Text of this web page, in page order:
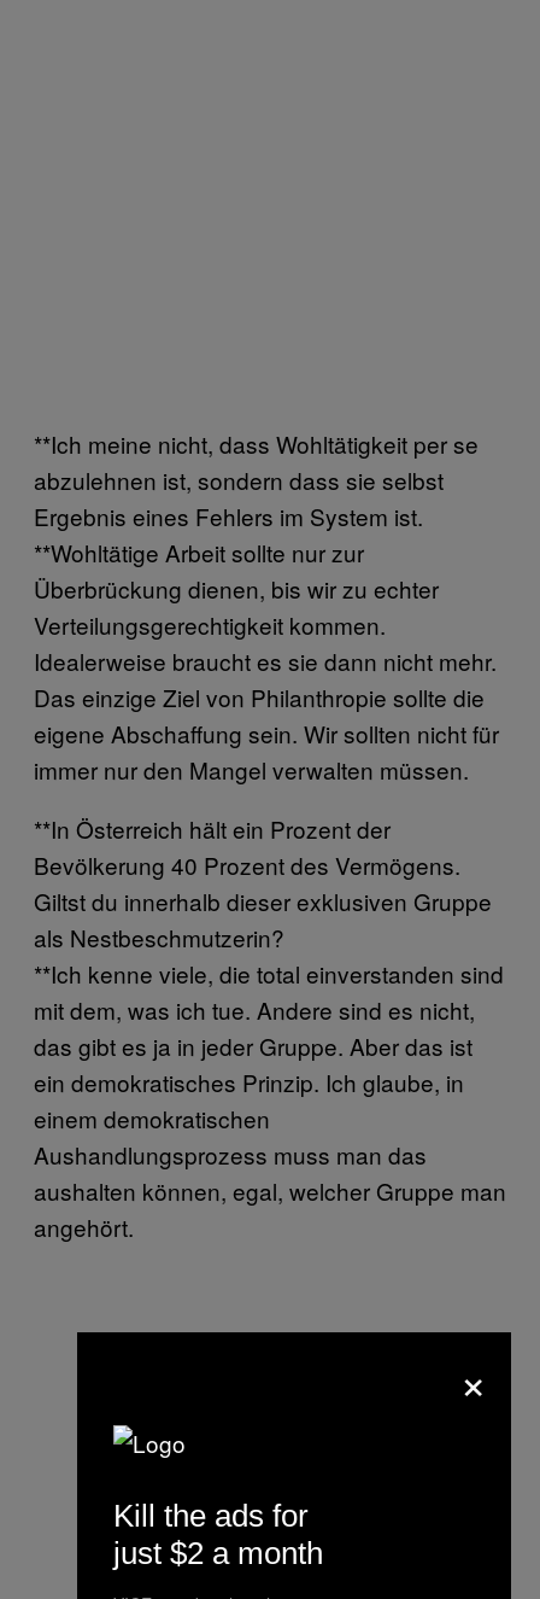
**Ich meine nicht, dass Wohltätigkeit per se
abzulehnen ist, sondern dass sie selbst
Ergebnis eines Fehlers im System ist.
**Wohltätige Arbeit sollte nur zur
Überbrückung dienen, bis wir zu echter
Verteilungsgerechtigkeit kommen.
Idealerweise braucht es sie dann nicht mehr.
Das einzige Ziel von Philanthropie sollte die
eigene Abschaffung sein. Wir sollten nicht für
immer nur den Mangel verwalten müssen.
**In Österreich hält ein Prozent der
Bevölkerung 40 Prozent des Vermögens.
Giltst du innerhalb dieser exklusiven Gruppe
als Nestbeschmutzerin?
**Ich kenne viele, die total einverstanden sind
mit dem, was ich tue. Andere sind es nicht,
das gibt es ja in jeder Gruppe. Aber das ist
ein demokratisches Prinzip. Ich glaube, in
einem demokratischen
Aushandlungsprozess muss man das
aushalten können, egal, welcher Gruppe man
angehört.
×
Kill the ads for
just $2 a month